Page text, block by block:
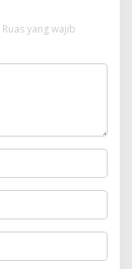
Ruas yang wajib